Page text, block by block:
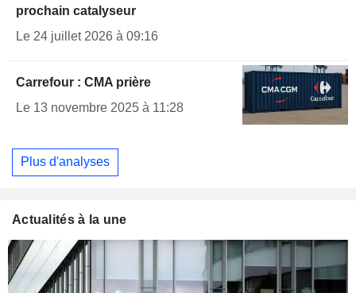
prochain catalyseur
Le 24 juillet 2026 à 09:16
Carrefour : CMA prière
Le 13 novembre 2025 à 11:28
Plus d'analyses
Actualités à la une